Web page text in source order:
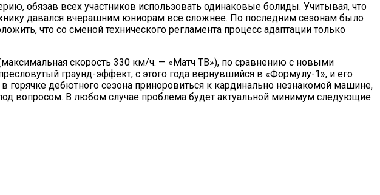
обязав всех участников использовать одинаковые болиды. Учитывая, что
давался вчерашним юниорам все сложнее. По последним сезонам было
что со сменой технического регламента процесс адаптации только
скорость 330 км/ч. — «Матч ТВ»), по сравнению с новыми
граунд-эффект, с этого года вернувшийся в «Формулу-1», и его
дебютного сезона приноровиться к кардинально незнакомой машине,
вопросом. В любом случае проблема будет актуальной минимум следующие